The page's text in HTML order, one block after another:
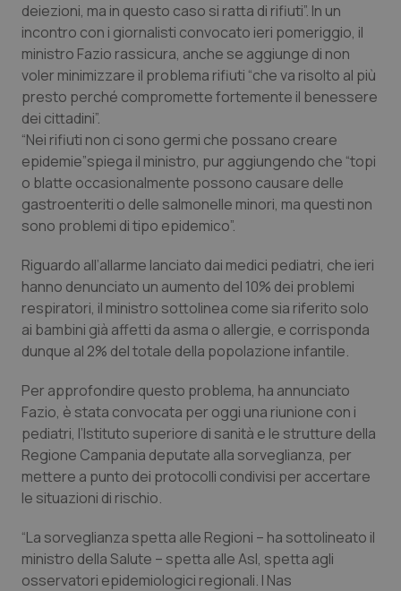
QS Pro
Professionisti Sanitari.AI
Abruzzo
Basilicata
Calabria
Emilia-Romagna
Friuli Venezia Giulia
Lazio
Liguria
Lombardia
Molise
QS Pro Gold
Artrite & artrosi
Asma & BPCO
Colesterolo & coronaropatie
Dermatite Atopica
Diabete & glucometri
Disturbi dell’umore
Dolore
Epatiti
QS Club Newsletter
deiezioni, ma in questo caso si ratta di rifiuti”. In un
incontro con i giornalisti convocato ieri pomeriggio, il
ministro Fazio rassicura, anche se aggiunge di non
voler minimizzare il problema rifiuti “che va risolto al più
presto perché compromette fortemente il benessere
dei cittadini”.
“Nei rifiuti non ci sono germi che possano creare
epidemie”spiega il ministro, pur aggiungendo che “topi
o blatte occasionalmente possono causare delle
gastroenteriti o delle salmonelle minori, ma questi non
sono problemi di tipo epidemico”.
Riguardo all’allarme lanciato dai medici pediatri, che ieri
hanno denunciato un aumento del 10% dei problemi
respiratori, il ministro sottolinea come sia riferito solo
ai bambini già affetti da asma o allergie, e corrisponda
dunque al 2% del totale della popolazione infantile.
Per approfondire questo problema, ha annunciato
Fazio, è stata convocata per oggi una riunione con i
pediatri, l’Istituto superiore di sanità e le strutture della
Regione Campania deputate alla sorveglianza, per
mettere a punto dei protocolli condivisi per accertare
le situazioni di rischio.
“La sorveglianza spetta alle Regioni – ha sottolineato il
ministro della Salute – spetta alle Asl, spetta agli
osservatori epidemiologici regionali. I Nas